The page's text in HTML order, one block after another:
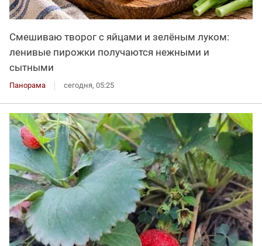
Смешиваю творог с яйцами и зелёным луком:
ленивые пирожки получаются нежными и
сытными
Панорама сегодня, 05:25